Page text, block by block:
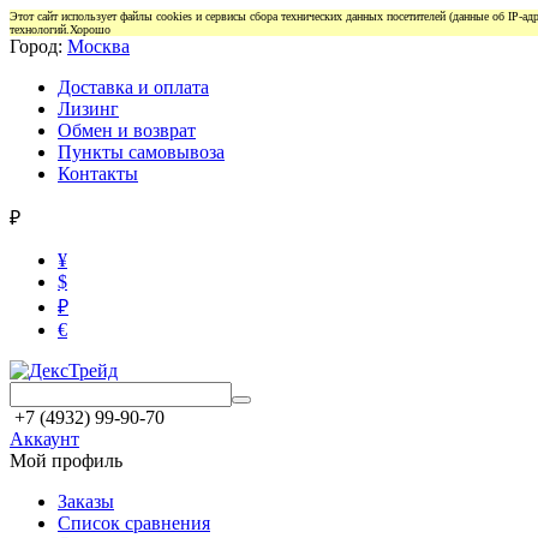
Этот сайт использует файлы cookies и сервисы сбора технических данных посетителей (данные об IP-
технологий. Хорошо
Город: Москва
Доставка и оплата
Лизинг
Обмен и возврат
Пункты самовывоза
Контакты
₽
¥
$
₽
€
+7 (4932) 99-90-70
Аккаунт
Мой профиль
Заказы
Список сравнения